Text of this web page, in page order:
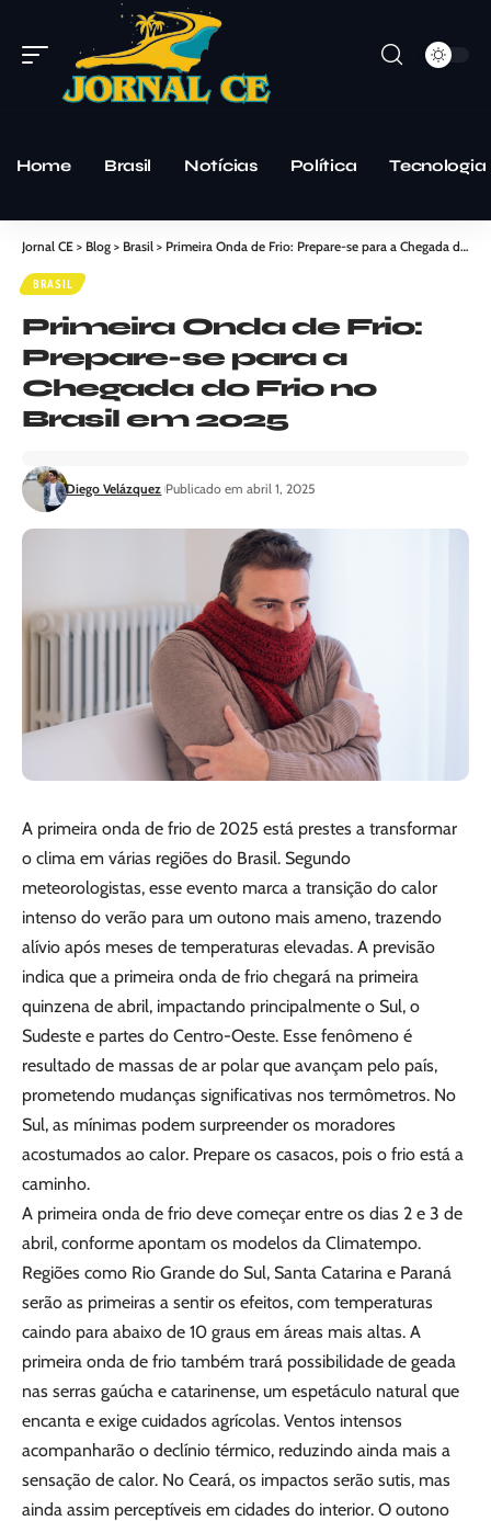
Home Brasil Notícias Política Tecnologia
Jornal CE > Blog > Brasil > Primeira Onda de Frio: Prepare-se para a Chegada do Frio no Brasil em 2025
BRASIL
Primeira Onda de Frio:
Prepare-se para a
Chegada do Frio no
Brasil em 2025
Diego Velázquez Publicado em abril 1, 2025
A primeira onda de frio de 2025 está prestes a transformar
o clima em várias regiões do Brasil. Segundo
meteorologistas, esse evento marca a transição do calor
intenso do verão para um outono mais ameno, trazendo
alívio após meses de temperaturas elevadas. A previsão
indica que a primeira onda de frio chegará na primeira
quinzena de abril, impactando principalmente o Sul, o
Sudeste e partes do Centro-Oeste. Esse fenômeno é
resultado de massas de ar polar que avançam pelo país,
prometendo mudanças significativas nos termômetros. No
Sul, as mínimas podem surpreender os moradores
acostumados ao calor. Prepare os casacos, pois o frio está a
caminho.
A primeira onda de frio deve começar entre os dias 2 e 3 de
abril, conforme apontam os modelos da Climatempo.
Regiões como Rio Grande do Sul, Santa Catarina e Paraná
serão as primeiras a sentir os efeitos, com temperaturas
caindo para abaixo de 10 graus em áreas mais altas. A
primeira onda de frio também trará possibilidade de geada
nas serras gaúcha e catarinense, um espetáculo natural que
encanta e exige cuidados agrícolas. Ventos intensos
acompanharão o declínio térmico, reduzindo ainda mais a
sensação de calor. No Ceará, os impactos serão sutis, mas
ainda assim perceptíveis em cidades do interior. O outono